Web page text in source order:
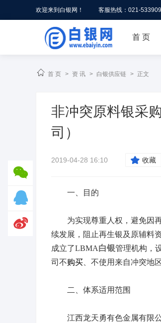
欢迎来到白银网！ 客服热线：021-
首 页
 首 页 > 资 讯 > 白银供应链 > 正文
非冲突原料银采
司）
2019-04-28 16:10  收藏
一、目的
为实现尊重人权，避免因再
续发展，阻止再生银及原辅料
成立了LBMA白银管理机构，
司不购买 、不使用来自冲突地
二、体系适用范围
江西龙天勇有色金属有限公


